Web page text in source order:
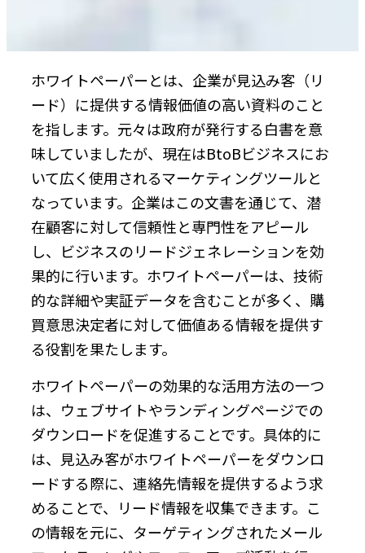
ホワイトペーパーとは、企業が見込み客（リ
ード）に提供する情報価値の高い資料のこと
を指します。元々は政府が発行する白書を意
味していましたが、現在はBtoBビジネスにお
いて広く使用されるマーケティングツールと
なっています。企業はこの文書を通じて、潜
在顧客に対して信頼性と専門性をアピール
し、ビジネスのリードジェネレーションを効
果的に行います。ホワイトペーパーは、技術
的な詳細や実証データを含むことが多く、購
買意思決定者に対して価値ある情報を提供す
る役割を果たします。
ホワイトペーパーの効果的な活用方法の一つ
は、ウェブサイトやランディングページでの
ダウンロードを促進することです。具体的に
は、見込み客がホワイトペーパーをダウンロ
ードする際に、連絡先情報を提供するよう求
めることで、リード情報を収集できます。こ
の情報を元に、ターゲティングされたメール